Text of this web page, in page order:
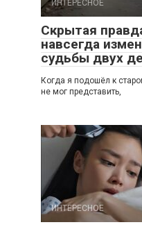
ИНТЕРЕСНОЕ
Скрытая
навсегда
судьбы двух
Когда я подошёл к
не мог представить,
ИНТЕРЕСНОЕ